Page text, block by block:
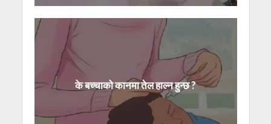
के बच्चाको कानमा तेल हाल्न हुन्छ ?